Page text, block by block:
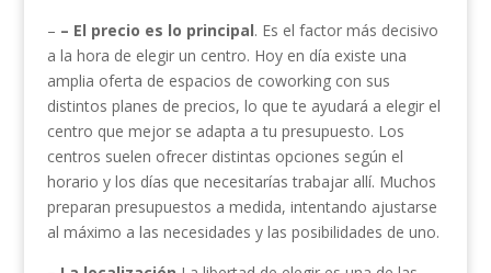
– – El precio es lo principal. Es el factor más decisivo
a la hora de elegir un centro. Hoy en día existe una
amplia oferta de espacios de coworking con sus
distintos planes de precios, lo que te ayudará a elegir el
centro que mejor se adapta a tu presupuesto. Los
centros suelen ofrecer distintas opciones según el
horario y los días que necesitarías trabajar allí. Muchos
preparan presupuestos a medida, intentando ajustarse
al máximo a las necesidades y las posibilidades de uno.